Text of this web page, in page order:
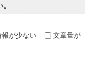
報が少ない
文章量が